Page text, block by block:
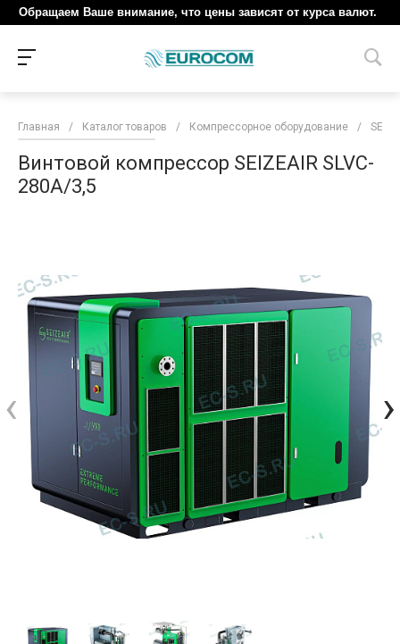
Обращаем Ваше внимание, что цены зависят от курса валют.
Главная / Каталог товаров / Компрессорное оборудование /
Винтовой компрессор SEIZEAIR SLVC-
280A/3,5
‹ ›